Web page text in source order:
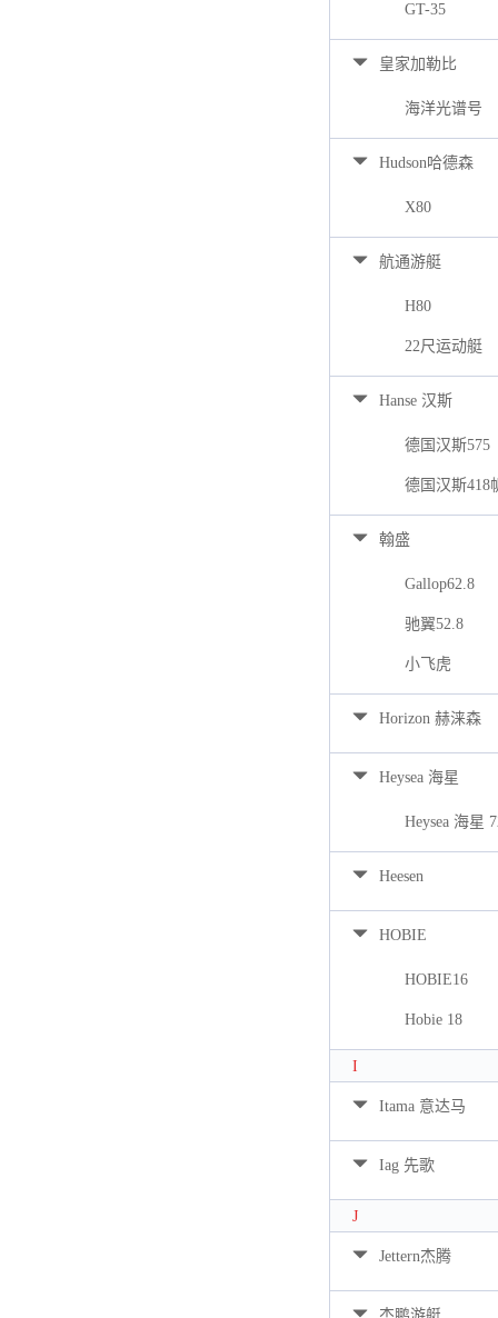
GT-35
皇家加勒比
海洋光谱号
Hudson哈德森
X80
航通游艇
H80
22尺运动艇
Hanse 汉斯
德国汉斯575
德国汉斯418
翰盛
Gallop62.8
驰翼52.8
小飞虎
Horizon 赫涞森
Heysea 海星
Heysea 海星
Heesen
HOBIE
HOBIE16
Hobie 18
I
Itama 意达马
Iag 先歌
J
Jettern杰腾